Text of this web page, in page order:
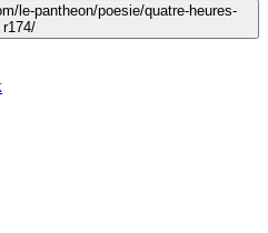
le-pantheon/poesie/quatre-heures-
r174/